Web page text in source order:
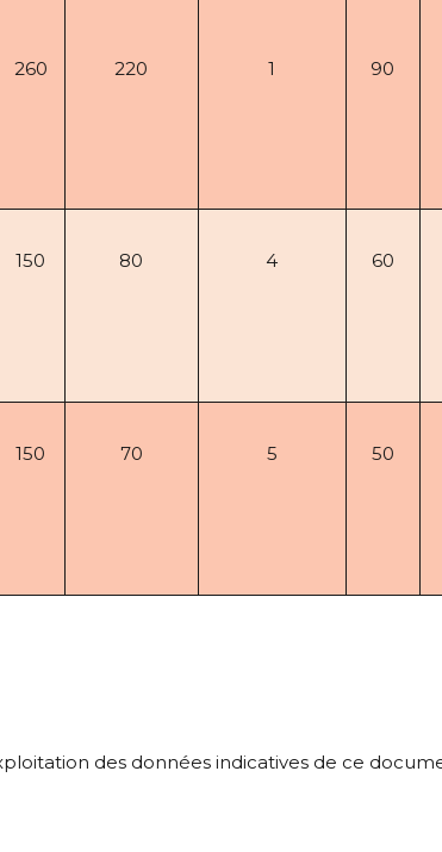
260 220 1 90
150 80 4 60
150 70 5 50
des données indicatives de ce